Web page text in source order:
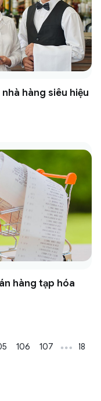
hàng siêu hiệu
hàng tạp hóa
106 107 … 118